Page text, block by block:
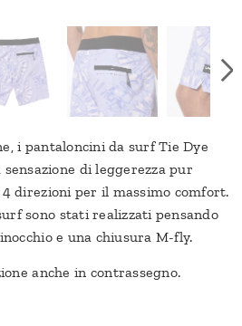
i pantaloncini da surf Tie Dye
di leggerezza pur
direzioni per il massimo comfort.
sono stati realizzati pensando
e una chiusura M-fly.
anche in contrassegno.